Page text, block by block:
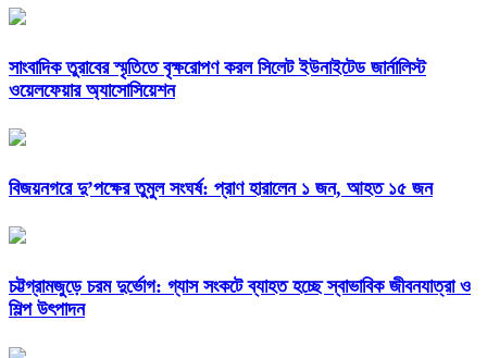
সাংবাদিক তুরাবের স্মৃতিতে বৃক্ষরোপণ করল সিলেট ইউনাইটেড জার্নালিস্ট
ওয়েলফেয়ার অ্যাসোসিয়েশন
বিজয়নগরে দু’পক্ষের তুমুল সংঘর্ষ: প্রাণ হারালেন ১ জন, আহত ১৫ জন
চট্টগ্রামজুড়ে চরম দুর্ভোগ: গ্যাস সংকটে ব্যাহত হচ্ছে স্বাভাবিক জীবনযাত্রা ও
শিল্প উৎপাদন